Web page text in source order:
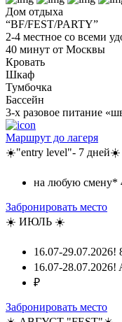
Дом отдыха
“BF/FEST/PARTY”
2-4 местное со всеми
40 минут от Москвы
Кровать
Шкаф
Тумбочка
Бассейн
3-х разовое питание
Маршрут до лагеря
☀️"entry level"- 7 дней☀️
на любую смену*
Забронировать место
☀️ ИЮЛЬ ☀️
16.07-29.07.2026!
16.07-28.07.2026!
₽
Забронировать место